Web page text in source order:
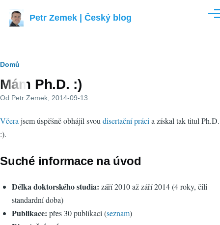
Petr Zemek | Český blog
Drobečková
navigace
Domů
Mám Ph.D. :)
Od Petr Zemek , 2014-09-13
Včera jsem úspěšně obhájil svou disertační práci a získal tak titul Ph.D.
:).
Suché informace na úvod
Délka doktorského studia: září 2010 až září 2014 (4 roky, čili
standardní doba)
Publikace: přes 30 publikací (seznam)